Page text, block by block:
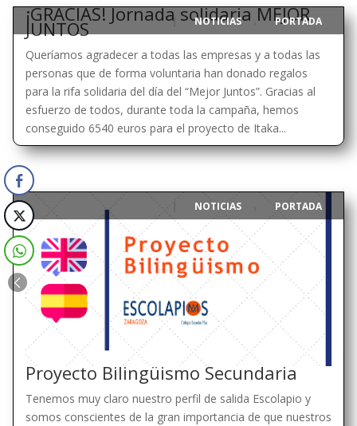
¡GRACIAS! Jornada solidaria MEJOR
JUNTOS | NOTICIAS , PORTADA
Queríamos agradecer a todas las empresas y a todas las
personas que de forma voluntaria han donado regalos
para la rifa solidaria del día del “Mejor Juntos”. Gracias al
esfuerzo de todos, durante toda la campaña, hemos
conseguido 6540 euros para el proyecto de Itaka...
Proyecto Bilingüismo Secundaria
NOTICIAS PORTADA
Tenemos muy claro nuestro perfil de salida Escolapio y
somos conscientes de la gran importancia de que nuestros